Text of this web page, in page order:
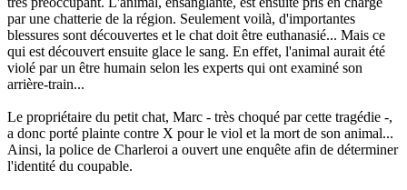
par une chatterie de la région. Seulement voilà, d'importantes
blessures sont découvertes et le chat doit être euthanasié... Mais ce
qui est découvert ensuite glace le sang. En effet, l'animal aurait été
violé par un être humain selon les experts qui ont examiné son
arrière-train...
Le propriétaire du petit chat, Marc - très choqué par cette tragédie -,
a donc porté plainte contre X pour le viol et la mort de son animal...
Ainsi, la police de Charleroi a ouvert une enquête afin de déterminer
l'identité du coupable.